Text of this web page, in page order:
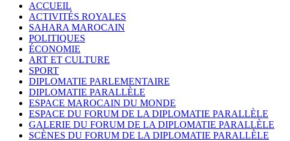
ACCUEIL
ACTIVITÉS ROYALES
SAHARA MAROCAIN
POLITIQUES
ÉCONOMIE
ART ET CULTURE
SPORT
DIPLOMATIE PARLEMENTAIRE
DIPLOMATIE PARALLÈLE
ESPACE MAROCAIN DU MONDE
ESPACE DU FORUM DE LA DIPLOMATIE PARALLÈLE
GALERIE DU FORUM DE LA DIPLOMATIE PARALLÈLE
SCÈNES DU FORUM DE LA DIPLOMATIE PARALLÈLE